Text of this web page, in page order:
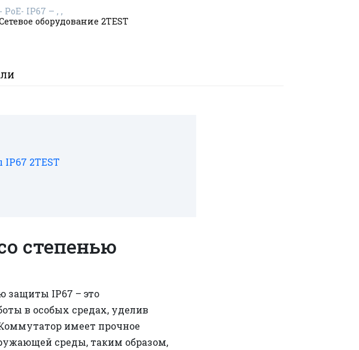
PoE- IP67 – , ,
оборудование 2TEST
2TEST
степенью
защиты IP67 – это
в особых средах, уделив
имеет прочное
среды, таким образом,